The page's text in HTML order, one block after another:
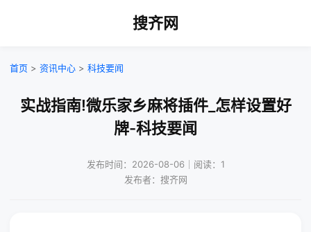
搜齐网
首页 > 资讯中心 > 科技要闻
实战指南!微乐家乡麻将插件_怎样设置好
牌-科技要闻
发布时间：2026-08-06｜阅读：1
发布者：搜齐网